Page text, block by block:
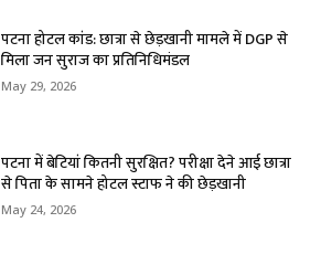
पटना होटल कांड: छात्रा से छेड़खानी मामले में DGP से
मिला जन सुराज का प्रतिनिधिमंडल
May 29, 2026
पटना में बेटियां कितनी सुरक्षित? परीक्षा देने आई छात्रा
से पिता के सामने होटल स्टाफ ने की छेड़खानी
May 24, 2026